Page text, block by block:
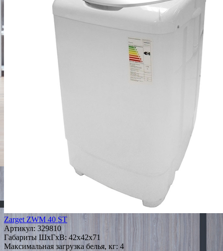
Zarget ZWM 40 ST
Артикул: 329810
Габариты ШxГxВ: 42x42x71
Максимальная загрузка белья, кг: 4